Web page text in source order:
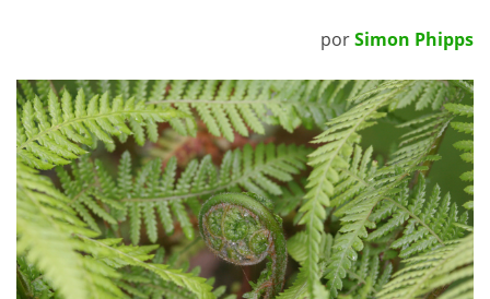
porSimon Phipps